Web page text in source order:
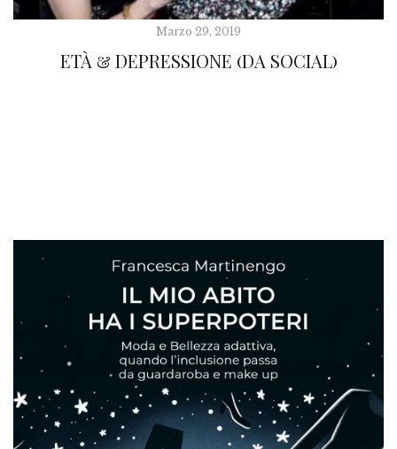
Marzo 29, 2019
ETÀ & DEPRESSIONE (DA SOCIAL)